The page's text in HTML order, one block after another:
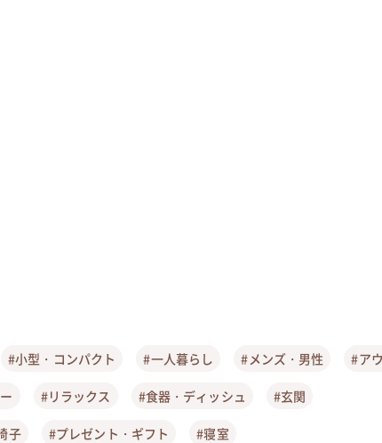
#小型・コンパクト #一人暮らし #メンズ・男性 #ア
#リラックス #食器・ディッシュ #玄関
子 #プレゼント・ギフト #寝室